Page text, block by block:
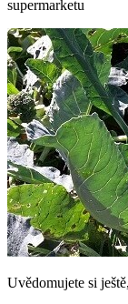
supermarketu
Uvědomujete si